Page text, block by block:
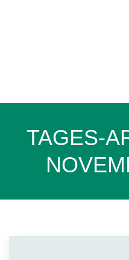
TAGES-